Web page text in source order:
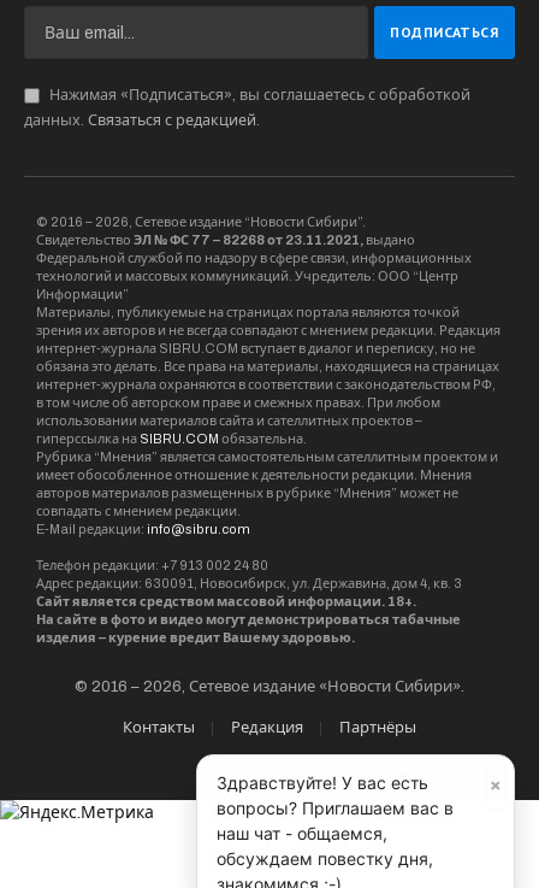
Нажимая «Подписаться», вы соглашаетесь с обработкой
данных. Связаться с редакцией.
© 2016 – 2026, Сетевое издание “Новости Сибири”.
Свидетельство ЭЛ № ФС 77 – 82268 от 23.11.2021, выдано
Федеральной службой по надзору в сфере связи, информационных
технологий и массовых коммуникаций. Учредитель: ООО “Центр
Информации”
Материалы, публикуемые на страницах портала являются точкой
зрения их авторов и не всегда совпадают с мнением редакции. Редакция
интернет-журнала SIBRU.COM вступает в диалог и переписку, но не
обязана это делать. Все права на материалы, находящиеся на страницах
интернет-журнала охраняются в соответствии с законодательством РФ,
в том числе об авторском праве и смежных правах. При любом
использовании материалов сайта и сателлитных проектов –
гиперссылка на SIBRU.COM обязательна.
Рубрика “Мнения” является самостоятельным сателлитным проектом и
имеет обособленное отношение к деятельности редакции. Мнения
авторов материалов размещенных в рубрике “Мнения” может не
совпадать с мнением редакции.
E-Mail редакции: info@sibru.com
Телефон редакции: +7 913 002 24 80
Адрес редакции: 630091, Новосибирск, ул. Державина, дом 4, кв. 3
Сайт является средством массовой информации. 18+.
На сайте в фото и видео могут демонстрироваться табачные
изделия – курение вредит Вашему здоровью.
© 2016 – 2026, Сетевое издание «Новости Сибири».
Контакты Редакция Партнёры
×
Здравствуйте! У вас есть
вопросы? Приглашаем вас в
наш чат - общаемся,
обсуждаем повестку дня,
знакомимся ;-)